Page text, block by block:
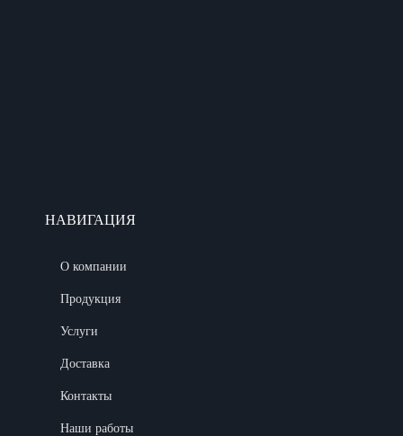
НАВИГАЦИЯ
О компании
Продукция
Услуги
Доставка
Контакты
Наши работы